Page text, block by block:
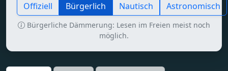
Offiziell Bürgerlich Nautisch Astronomisch
Bürgerliche Dämmerung: Lesen im Freien meist noch
möglich.